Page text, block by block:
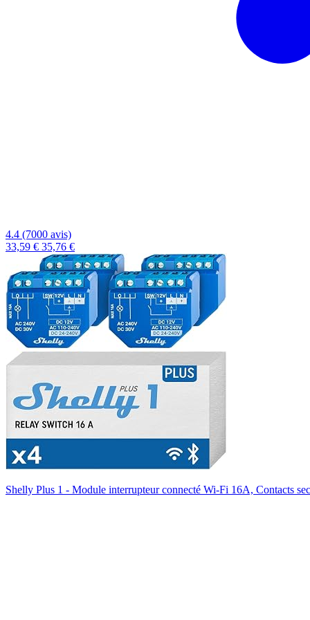
4.4 (7000 avis)
33,59 € 35,76 €
Shelly Plus 1 - Module interrupteur connecté Wi-Fi 16A, Contacts